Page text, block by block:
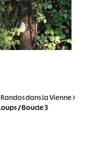
Randos dans la Vienne>
/ Boucle 3